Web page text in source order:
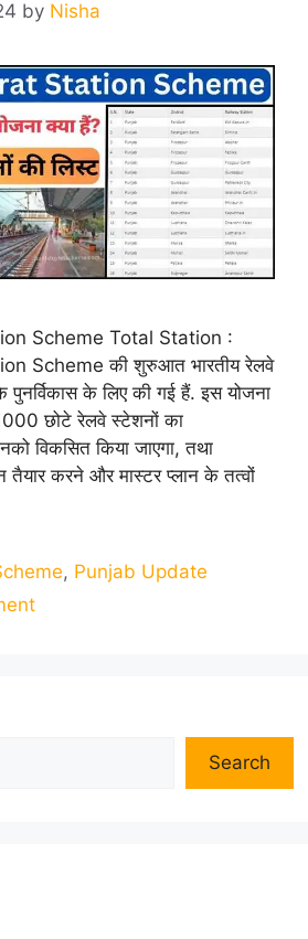
by Nisha
Scheme Total Station :
Scheme की शुरुआत भारतीय रेलवे
के पुनर्विकास के लिए की गई हैं. इस योजना
छोटे रेलवे स्टेशनों का
विकसित किया जाएगा, तथा
तैयार करने और मास्टर प्लान के तत्वों
, Punjab Update
Search